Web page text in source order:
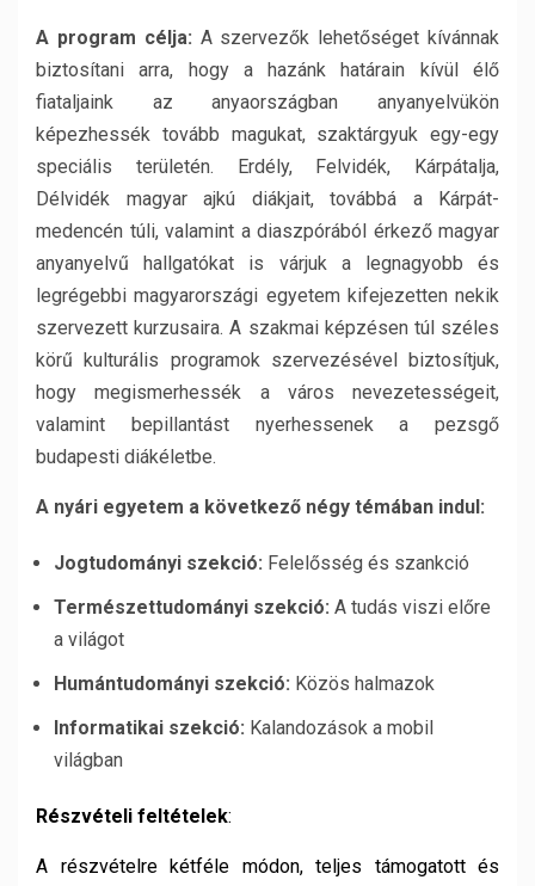
A program célja: A szervezők lehetőséget kívánnak
biztosítani arra, hogy a hazánk határain kívül élő
fiataljaink az anyaországban anyanyelvükön
képezhessék tovább magukat, szaktárgyuk egy-egy
speciális területén. Erdély, Felvidék, Kárpátalja,
Délvidék magyar ajkú diákjait, továbbá a Kárpát-
medencén túli, valamint a diaszpórából érkező magyar
anyanyelvű hallgatókat is várjuk a legnagyobb és
legrégebbi magyarországi egyetem kifejezetten nekik
szervezett kurzusaira. A szakmai képzésen túl széles
körű kulturális programok szervezésével biztosítjuk,
hogy megismerhessék a város nevezetességeit,
valamint bepillantást nyerhessenek a pezsgő
budapesti diákéletbe.
A nyári egyetem a következő négy témában indul:
Jogtudományi szekció: Felelősség és szankció
Természettudományi szekció: A tudás viszi előre
a világot
Humántudományi szekció: Közös halmazok
Informatikai szekció: Kalandozások a mobil
világban
Részvételi feltételek:
A részvételre kétféle módon, teljes támogatott és